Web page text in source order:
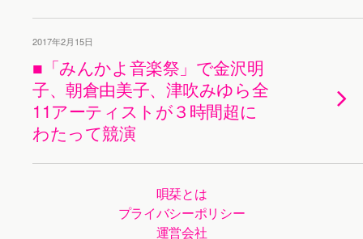
2017年2月15日
■「みんかよ音楽祭」で金沢明
子、朝倉由美子、津吹みゆら全
11アーティストが３時間超に
わたって競演
唄栞とは
プライバシーポリシー
運営会社